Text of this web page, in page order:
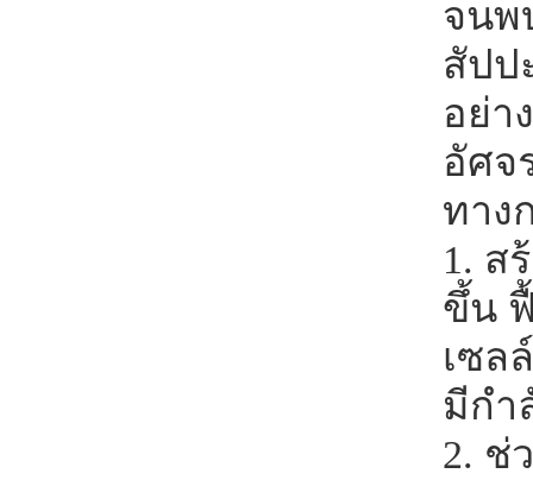
จนพ
สัปป
อย่า
อัศจ
ทาง
1. ส
ขึ้น
เซล
มีกำ
2. ช่